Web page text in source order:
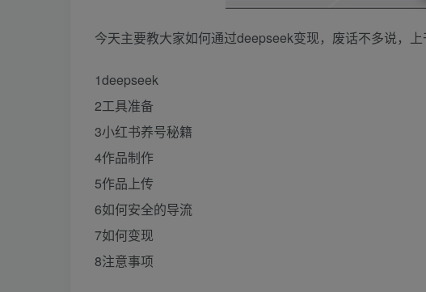
今天主要教大家如何通过deepseek变现，废话不多说，上
1deepseek
2工具准备
3小红书养号秘籍
4作品制作
5作品上传
6如何安全的导流
7如何变现
8注意事项